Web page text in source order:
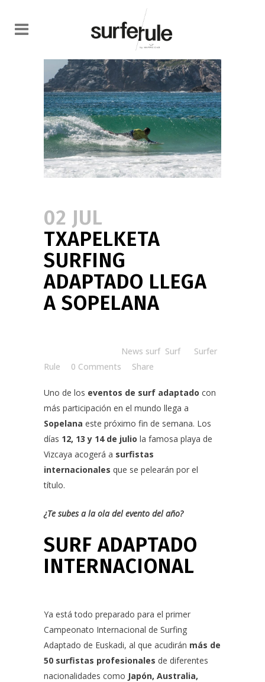
02 JUL
TXAPELKETA
SURFING
ADAPTADO LLEGA
A SOPELANA
News surf Surf
Surfer
Rule
0 Comments Share
Uno de los eventos de surf adaptado con
más participación en el mundo llega a
Sopelana este próximo fin de semana. Los
días 12, 13 y 14 de julio la famosa playa de
Vizcaya acogerá a surfistas
internacionales que se pelearán por el
título.
¿Te subes a la ola del evento del año?
SURF ADAPTADO
INTERNACIONAL
Ya está todo preparado para el primer
Campeonato Internacional de Surfing
Adaptado de Euskadi, al que acudirán más de
50 surfistas profesionales de diferentes
nacionalidades como Japón, Australia,